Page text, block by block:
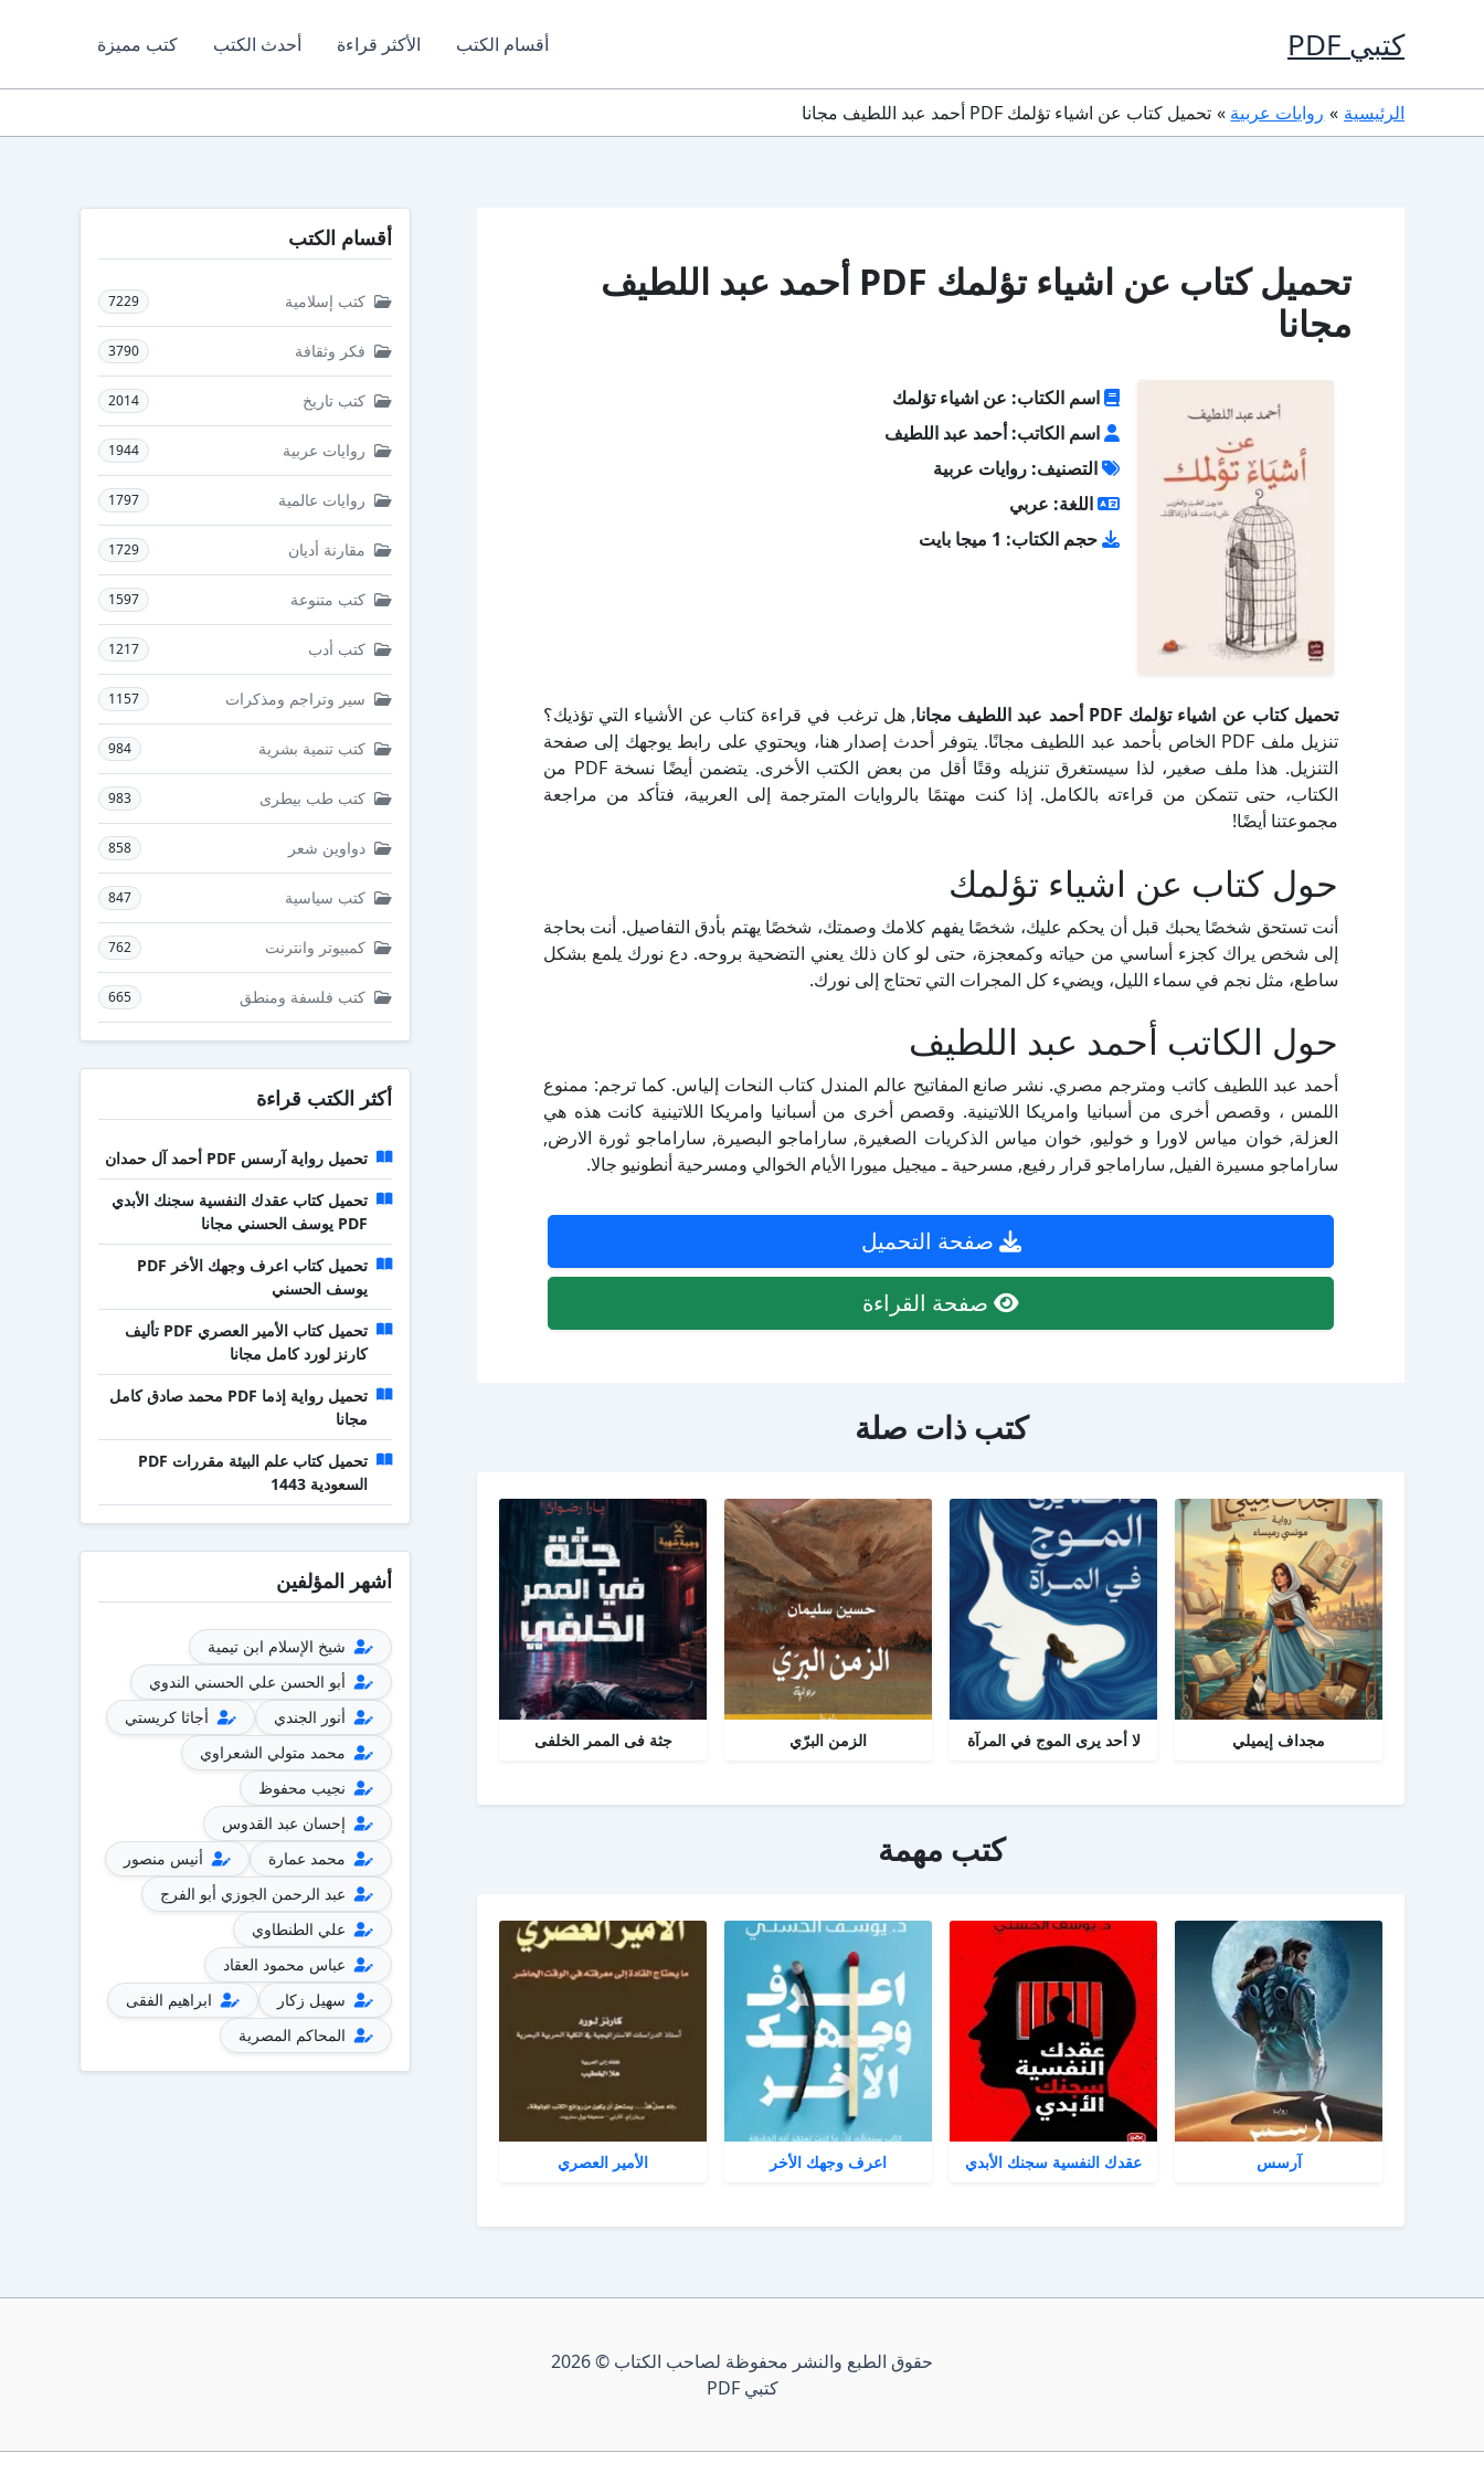
كتبي PDF أقسام الكتب الأكثر قراءة أحدث الكتب كتب مميزة
الرئيسية روايات عربية تحميل كتاب عن اشياء تؤلمك PDF أحمد عبد اللطيف مجانا
تحميل كتاب عن اشياء تؤلمك PDF أحمد عبد اللطيف
مجانا
اسم الكتاب: عن اشياء تؤلمك
اسم الكاتب: أحمد عبد اللطيف
التصنيف: روايات عربية
اللغة: عربي
حجم الكتاب: 1 ميجا بايت
تحميل كتاب عن اشياء تؤلمك PDF أحمد عبد اللطيف مجانا
, هل ترغب في قراءة كتاب عن الأشياء التي تؤذيك؟
تنزيل ملف PDF الخاص بأحمد عبد اللطيف مجانًا. يتوفر أحدث إصدار هنا، ويحتوي على رابط يوجهك إلى صفحة
التنزيل. هذا ملف صغير، لذا سيستغرق تنزيله وقتًا أقل من بعض الكتب الأخرى. يتضمن أيضًا نسخة PDF من
الكتاب، حتى تتمكن من قراءته بالكامل. إذا كنت مهتمًا بالروايات المترجمة إلى العربية، فتأكد من مراجعة
مجموعتنا أيضًا!
حول كتاب عن اشياء تؤلمك
أنت تستحق شخصًا يحبك قبل أن يحكم عليك، شخصًا يفهم كلامك وصمتك، شخصًا يهتم بأدق التفاصيل. أنت بحاجة
إلى شخص يراك كجزء أساسي من حياته وكمعجزة، حتى لو كان ذلك يعني التضحية بروحه. دع نورك يلمع بشكل
ساطع، مثل نجم في سماء الليل، ويضيء كل المجرات التي تحتاج إلى نورك.
حول الكاتب أحمد عبد اللطيف
أحمد عبد اللطيف كاتب ومترجم مصري. نشر صانع المفاتيح عالم المندل كتاب النحات إلياس. كما ترجم: ممنوع
اللمس ، وقصص أخرى من أسبانيا وامريكا اللاتينية. وقصص أخرى من أسبانيا وامريكا اللاتينية كانت هذه هي
العزلة, خوان مياس لاورا و خوليو, خوان مياس الذكريات الصغيرة, ساراماجو البصيرة, ساراماجو ثورة الارض,
ساراماجو مسيرة الفيل, ساراماجو قرار رفيع, مسرحية ـ ميجيل ميورا الأيام الخوالي ومسرحية أنطونيو جالا.
صفحة التحميل
صفحة القراءة
كتب ذات صلة
مجداف إيميلي لا أحد يرى الموج في المرآة الزمن البرّي جثة فى الممر الخلفى
كتب مهمة
آرسس عقدك النفسية سجنك الأبدي اعرف وجهك الأخر الأمير العصري
أقسام الكتب
كتب إسلامية 7229
فكر وثقافة 3790
كتب تاريخ 2014
روايات عربية 1944
روايات عالمية 1797
مقارنة أديان 1729
كتب متنوعة 1597
كتب أدب 1217
سير وتراجم ومذكرات 1157
كتب تنمية بشرية 984
كتب طب بيطرى 983
دواوين شعر 858
كتب سياسية 847
كمبيوتر وانترنت 762
كتب فلسفة ومنطق 665
أكثر الكتب قراءة
تحميل رواية آرسس PDF أحمد آل حمدان
تحميل كتاب عقدك النفسية سجنك الأبدي
PDF يوسف الحسني مجانا
تحميل كتاب اعرف وجهك الأخر PDF
يوسف الحسني
تحميل كتاب الأمير العصري PDF تأليف
كارنز لورد كامل مجانا
تحميل رواية إذما PDF محمد صادق كامل
مجانا
تحميل كتاب علم البيئة مقررات PDF
السعودية 1443
أشهر المؤلفين
شيخ الإسلام ابن تيمية
أبو الحسن علي الحسني الندوي
أنور الجندي
أجاثا كريستي
محمد متولي الشعراوي
نجيب محفوظ
إحسان عبد القدوس
محمد عمارة
أنيس منصور
عبد الرحمن الجوزي أبو الفرج
علي الطنطاوي
عباس محمود العقاد
سهيل زكار
ابراهيم الفقى
المحاكم المصرية
حقوق الطبع والنشر محفوظة لصاحب الكتاب © 2026
كتبي PDF